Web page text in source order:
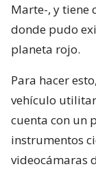
Marte-, y tiene
donde pudo
planeta rojo.
Para hacer
vehículo
cuenta con un
instrumentos
videocámaras